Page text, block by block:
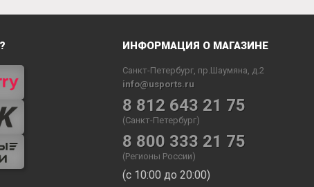
ИНФОРМАЦИЯ О МАГАЗИНЕ
Санкт-Петербург, пр.Шаумяна, д.2
info@usports.ru
8 812 643 21 75
(Санкт-Петербург)
8 800 333 21 75
(Регионы России)
(с 10:00 до 20:00)